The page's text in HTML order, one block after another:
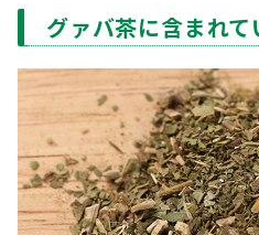
グァバ茶に含まれ